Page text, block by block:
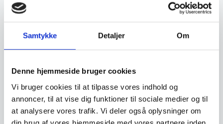
Samtykke Detaljer Om
Denne hjemmeside bruger cookies
Vi bruger cookies til at tilpasse vores indhold og
annoncer, til at vise dig funktioner til sociale medier og til
at analysere vores trafik. Vi deler også oplysninger om
holdbarhed og æstetik i ét.
Har du spørgsmål til varen? Klik her